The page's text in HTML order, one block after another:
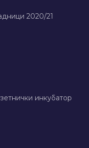
2020/21
инкубатор